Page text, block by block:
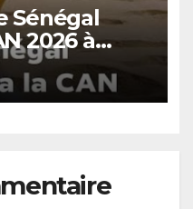
Sénégal
2026 à